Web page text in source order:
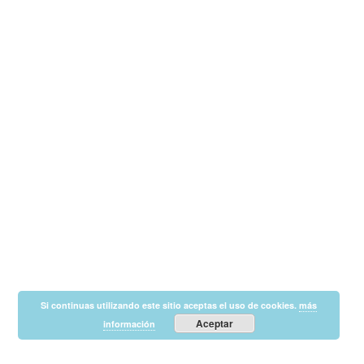
Si continuas utilizando este sitio aceptas el uso de cookies.más
información
Aceptar